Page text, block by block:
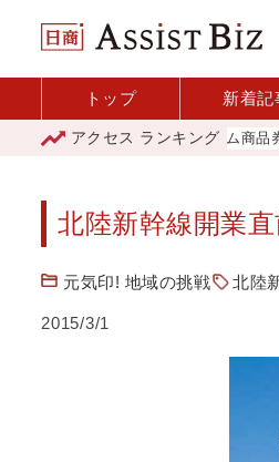
トップ 新着記
アクセス ランキング
「青森市プレミアム商品券」利用店舗
北陸新幹線開業直
元気印! 地域の挑戦 北陸
2015/3/1